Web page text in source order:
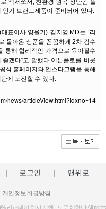
엑서쏘서, 친환경 원목 장난감 플
기 브랜드제품이 준비되어 있다.
표이사 양을기) 김지영 MD는 “리
돌아온 상품을 꼼꼼하게 2차 검수
통해 합리적인 가격으로 육아필수
겠다”고 말했다 이븐플로를 비롯
식 홈페이지와 인스타그램을 통해
에 도전할 수 있다.
news/articleView.html?idxno=14
| 로그인 | 맨위로
개인정보취급방침